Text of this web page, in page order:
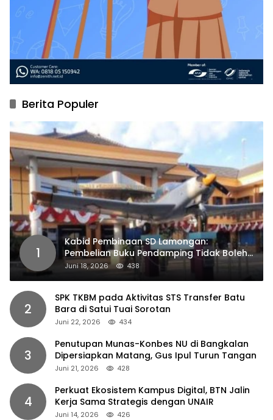
Berita Populer
1
Kabid Pembinaan SD Lamongan:
Pembelian Buku Pendamping Tidak Boleh
Dipaksakan
Juni 18, 2026 438
2
SPK TKBM pada Aktivitas STS Transfer Batu
Bara di Satui Tuai Sorotan
Juni 22, 2026 434
3
Penutupan Munas-Konbes NU di Bangkalan
Dipersiapkan Matang, Gus Ipul Turun Tangan
Juni 21, 2026 428
4
Perkuat Ekosistem Kampus Digital, BTN Jalin
Kerja Sama Strategis dengan UNAIR
Juni 14, 2026 426